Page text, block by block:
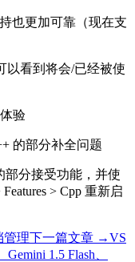
也更加可靠（现在支
以看到将会/已经被使
验
的部分补全问题
部分接受功能，并使
> Cpp 重新启
管理下一篇文章 →VS
1.5 Flash、